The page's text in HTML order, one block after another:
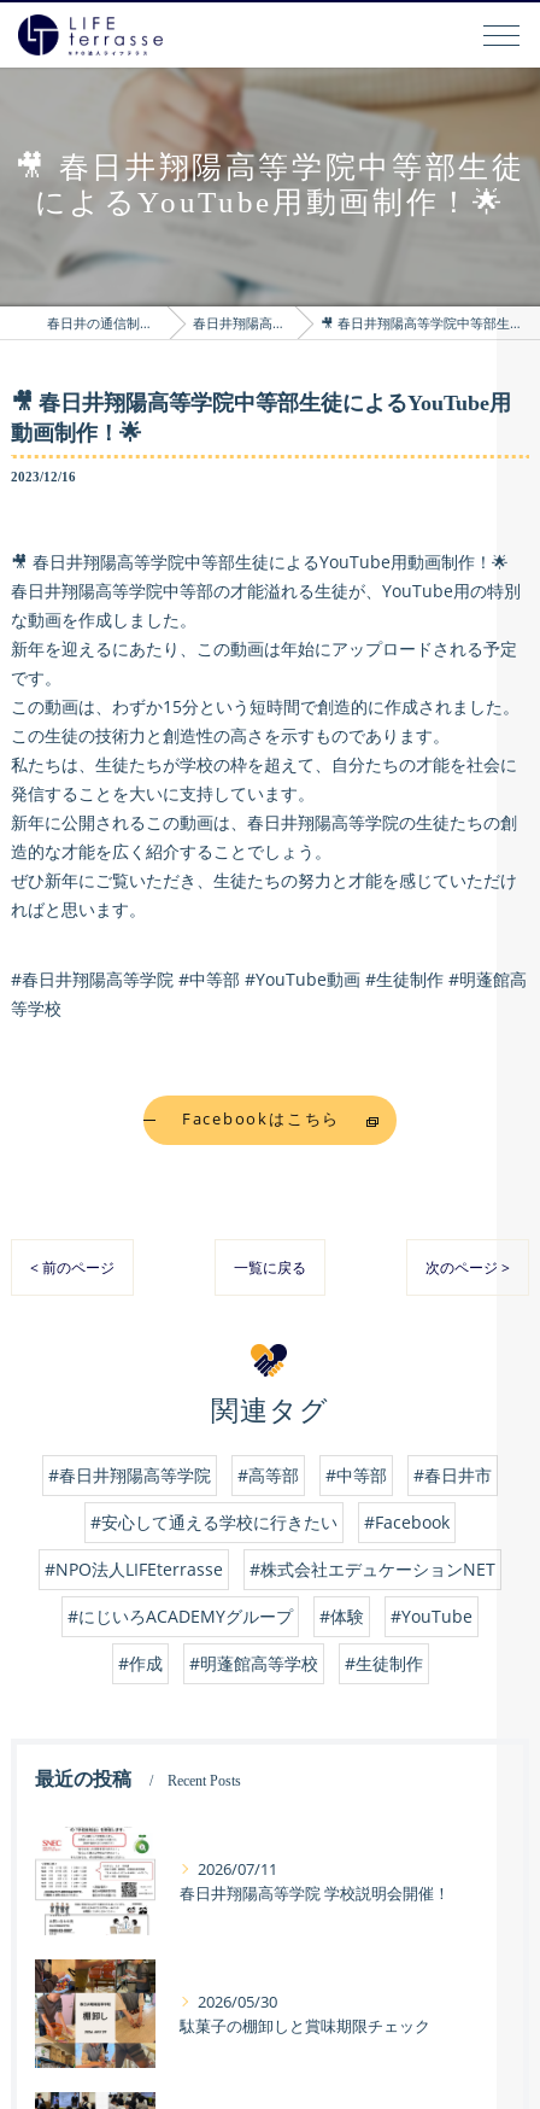
🎥 春日井翔陽高等学院中等部生徒
によるYouTube用動画制作！🌟
春日井の通信制高校はLIFEterrasse 春日井翔陽高等学院のブログ 🎥 春日井翔陽高等学院中等部生徒によるYouTube用動画制作！🌟
🎥 春日井翔陽高等学院中等部生徒によるYouTube用
動画制作！🌟
2023/12/16
🎥 春日井翔陽高等学院中等部生徒によるYouTube用動画制作！🌟
春日井翔陽高等学院中等部の才能溢れる生徒が、YouTube用の特別
な動画を作成しました。
新年を迎えるにあたり、この動画は年始にアップロードされる予定
です。
この動画は、わずか15分という短時間で創造的に作成されました。
この生徒の技術力と創造性の高さを示すものであります。
私たちは、生徒たちが学校の枠を超えて、自分たちの才能を社会に
発信することを大いに支持しています。
新年に公開されるこの動画は、春日井翔陽高等学院の生徒たちの創
造的な才能を広く紹介することでしょう。
ぜひ新年にご覧いただき、生徒たちの努力と才能を感じていただけ
ればと思います。
#春日井翔陽高等学院 #中等部 #YouTube動画 #生徒制作 #明蓬館高
等学校
Facebookはこちら
< 前のページ 一覧に戻る 次のページ >
関連タグ
#春日井翔陽高等学院 #高等部 #中等部 #春日井市
#安心して通える学校に行きたい #Facebook
#NPO法人LIFEterrasse #株式会社エデュケーションNET
#にじいろACADEMYグループ #体験 #YouTube
#作成 #明蓬館高等学校 #生徒制作
最近の投稿 Recent Posts
2026/07/11
春日井翔陽高等学院 学校説明会開催！
2026/05/30
駄菓子の棚卸しと賞味期限チェック